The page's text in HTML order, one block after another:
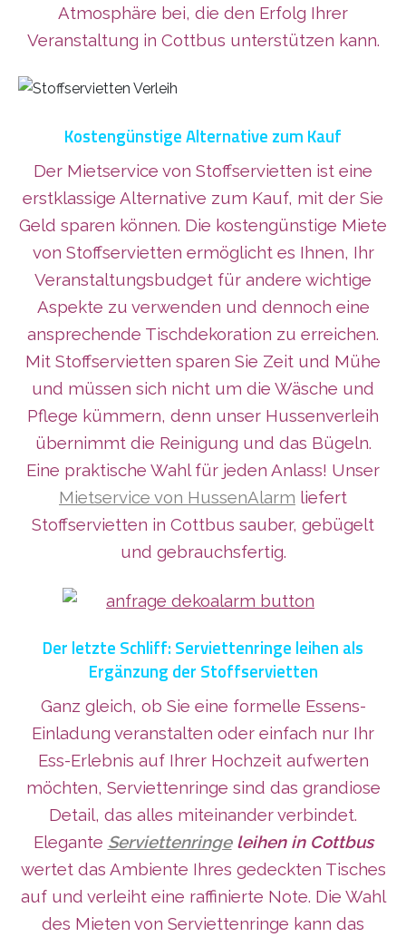
Atmosphäre bei, die den Erfolg Ihrer
Veranstaltung in Cottbus unterstützen kann.
Kostengünstige Alternative zum Kauf
Der Mietservice von Stoffservietten ist eine
erstklassige Alternative zum Kauf, mit der Sie
Geld sparen können. Die kostengünstige Miete
von Stoffservietten ermöglicht es Ihnen, Ihr
Veranstaltungsbudget für andere wichtige
Aspekte zu verwenden und dennoch eine
ansprechende Tischdekoration zu erreichen.
Mit Stoffservietten sparen Sie Zeit und Mühe
und müssen sich nicht um die Wäsche und
Pflege kümmern, denn unser Hussenverleih
übernimmt die Reinigung und das Bügeln.
Eine praktische Wahl für jeden Anlass! Unser
Mietservice von HussenAlarm liefert
Stoffservietten in Cottbus sauber, gebügelt
und gebrauchsfertig.
Der letzte Schliff: Serviettenringe leihen als
Ergänzung der Stoffservietten
Ganz gleich, ob Sie eine formelle Essens-
Einladung veranstalten oder einfach nur Ihr
Ess-Erlebnis auf Ihrer Hochzeit aufwerten
möchten, Serviettenringe sind das grandiose
Detail, das alles miteinander verbindet.
Elegante Serviettenringeleihen in Cottbus
wertet das Ambiente Ihres gedeckten Tisches
auf und verleiht eine raffinierte Note. Die Wahl
des Mieten von Serviettenringe kann das